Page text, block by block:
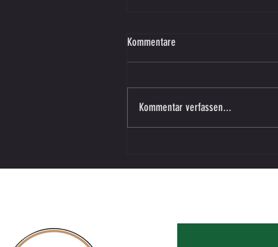
Kommentare
Kommentar verfassen...